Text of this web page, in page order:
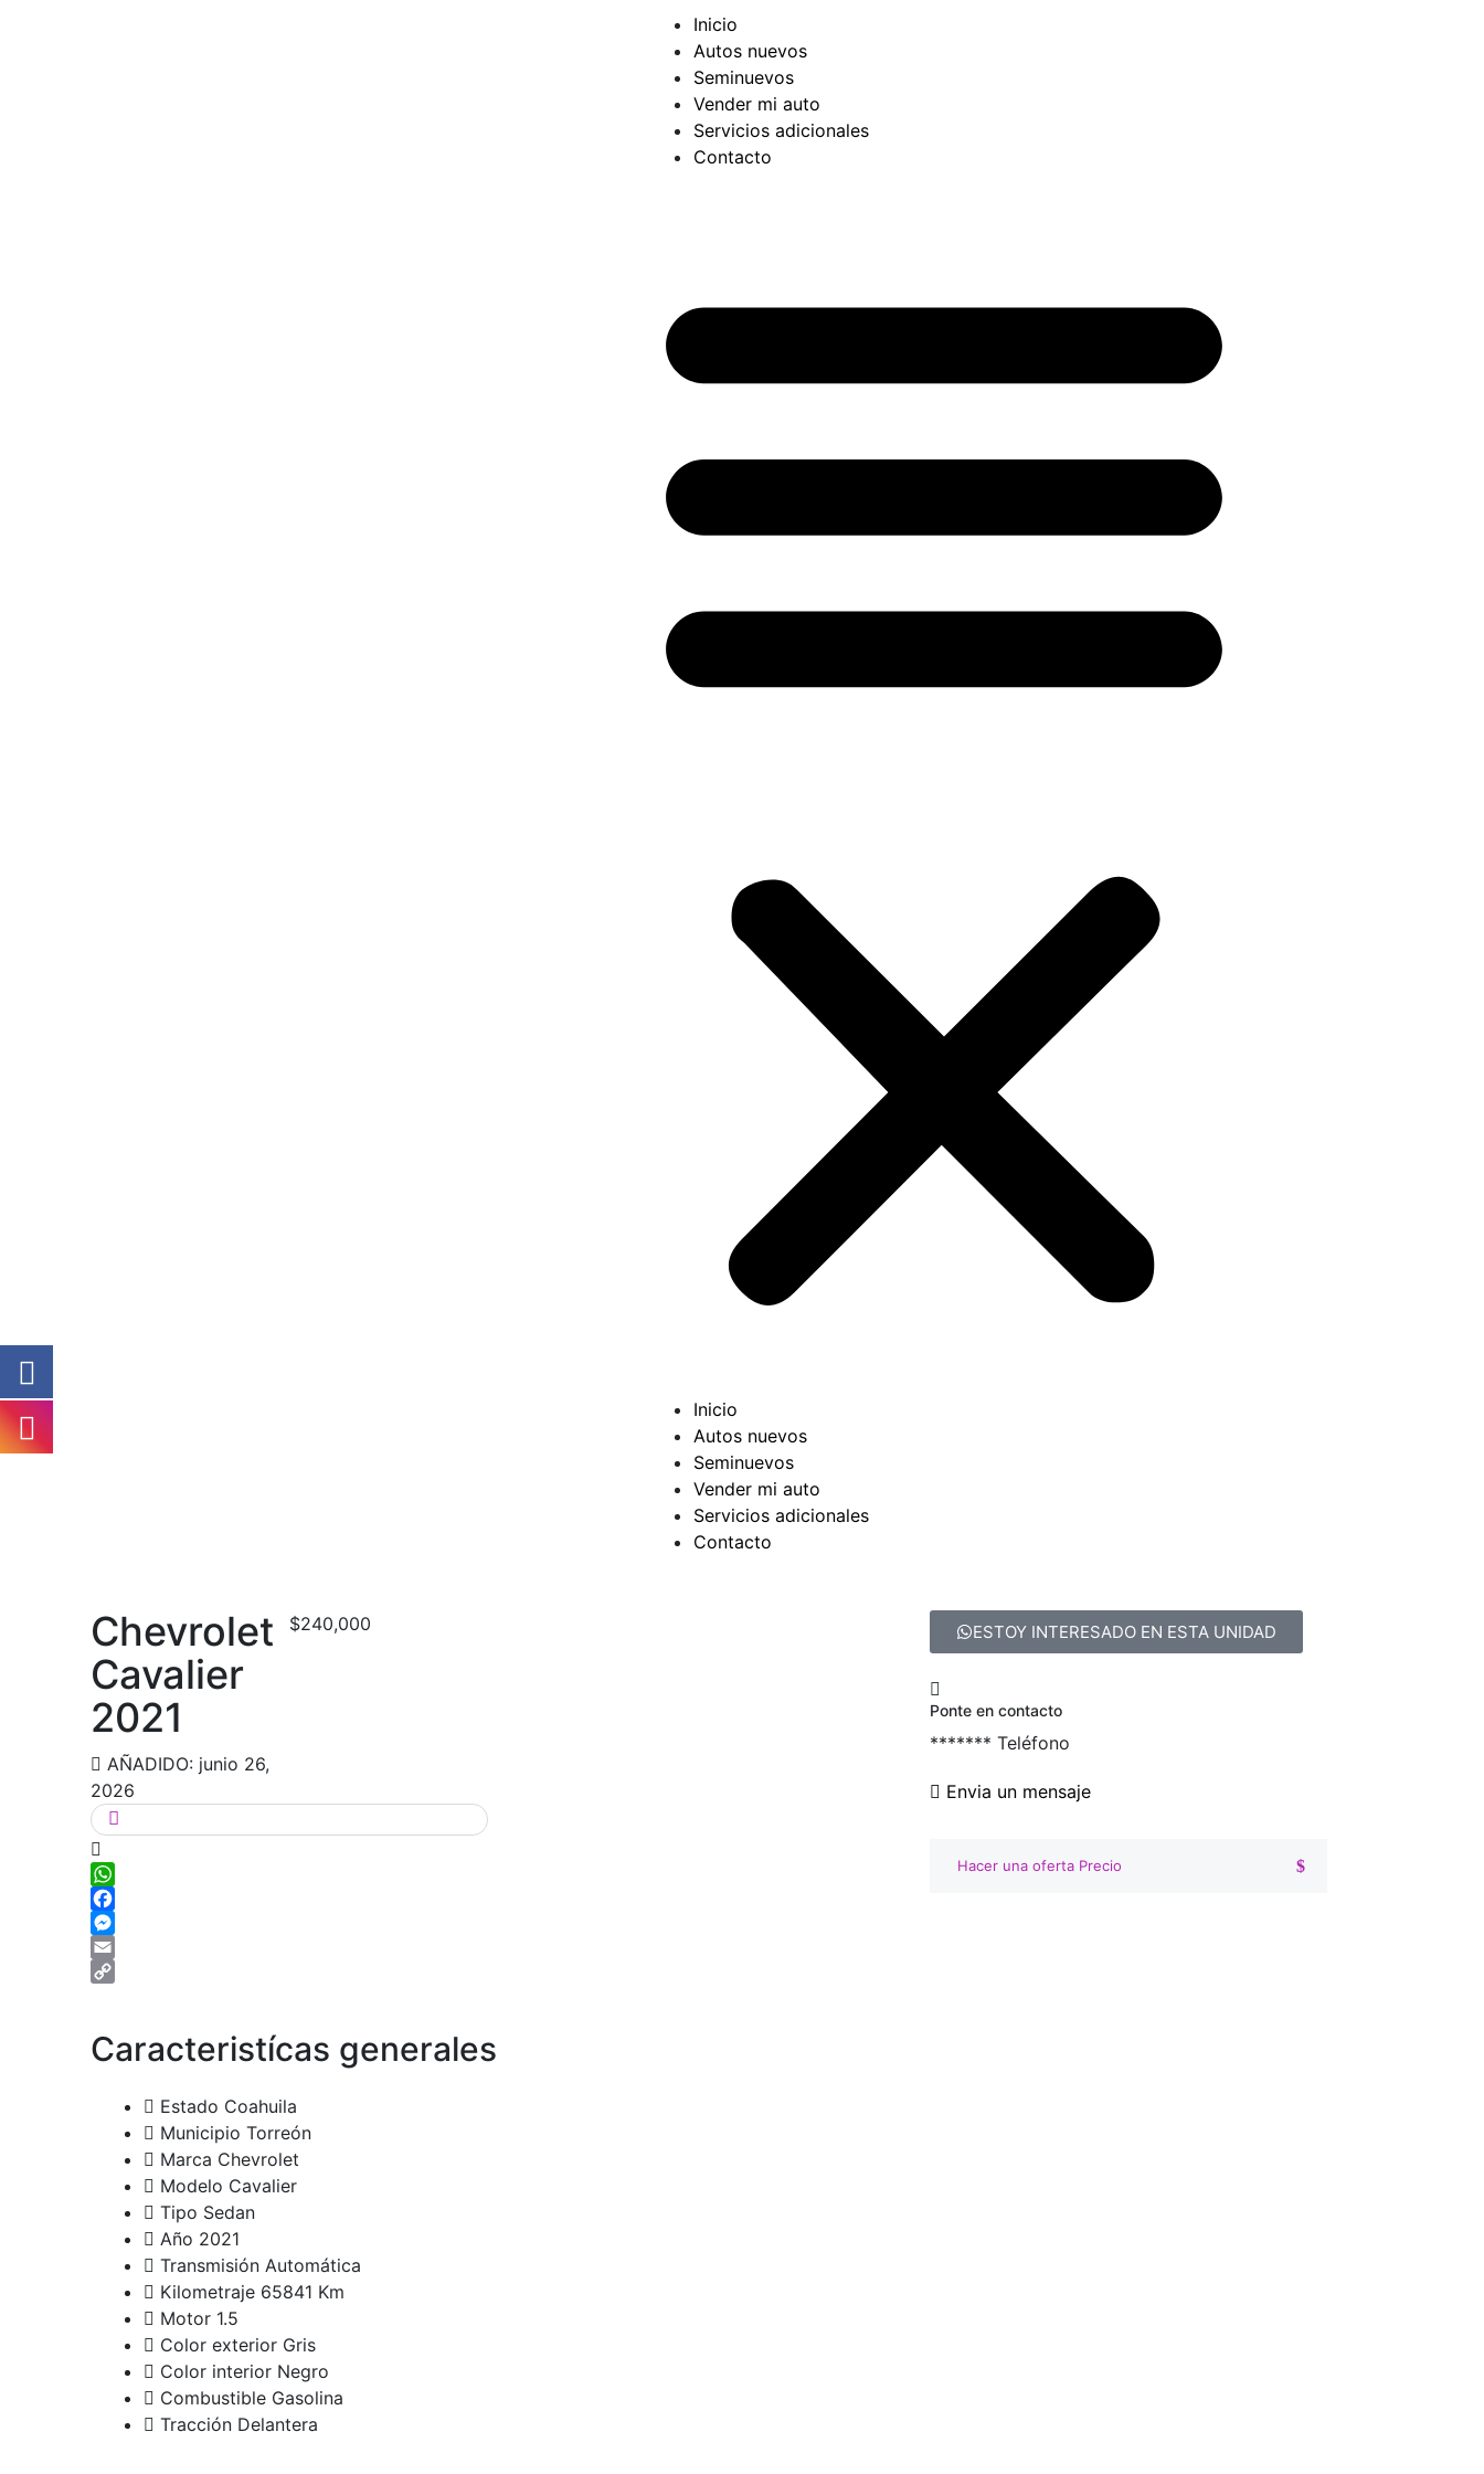
Inicio
Autos nuevos
Seminuevos
Vender mi auto
Servicios adicionales
Contacto
Inicio
Autos nuevos
Seminuevos
Vender mi auto
Servicios adicionales
Contacto
Chevrolet
Cavalier
2021
AÑADIDO: junio 26,
2026
$240,000
WhatsApp
Facebook
Messenger
Email
ESTOY INTERESADO EN ESTA UNIDAD
Ponte en contacto
******* Teléfono
Envia un mensaje
Hacer una oferta Precio
Caracteristícas generales
Estado Coahuila
Municipio Torreón
Marca Chevrolet
Modelo Cavalier
Tipo Sedan
Año 2021
Transmisión Automática
Kilometraje 65841 Km
Motor 1.5
Color exterior Gris
Color interior Negro
Combustible Gasolina
Tracción Delantera